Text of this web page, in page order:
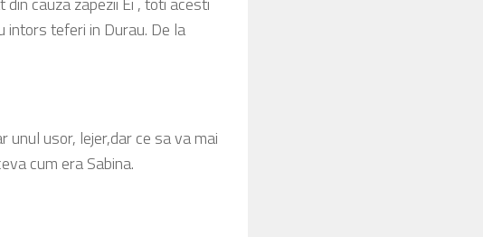
intors teferi in Durau. De la
usor, lejer,dar ce sa va mai
cum era Sabina.